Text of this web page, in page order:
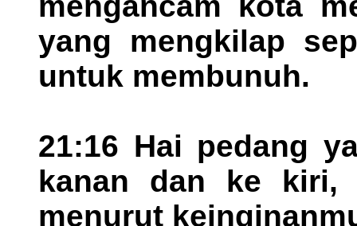
yang mengkilap
untuk membunuh.
21:16 Hai pedang
kanan dan ke kiri,
menurut